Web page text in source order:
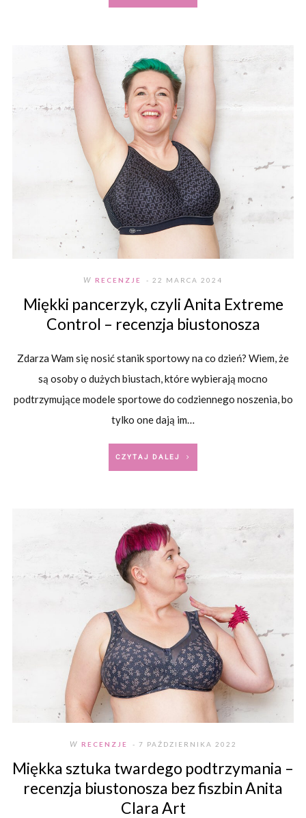
W RECENZJE - 22 MARCA 2024
Miękki pancerzyk, czyli Anita Extreme
Control – recenzja biustonosza
Zdarza Wam się nosić stanik sportowy na co dzień? Wiem, że
są osoby o dużych biustach, które wybierają mocno
podtrzymujące modele sportowe do codziennego noszenia, bo
tylko one dają im…
CZYTAJ DALEJ
W RECENZJE - 7 PAŹDZIERNIKA 2022
Miękka sztuka twardego podtrzymania –
recenzja biustonosza bez fiszbin Anita
Clara Art